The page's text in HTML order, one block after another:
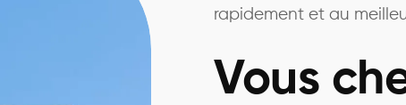
rapidement et au
Vous